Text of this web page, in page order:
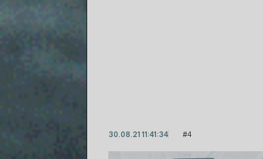
4
30.08.21 11:41:34